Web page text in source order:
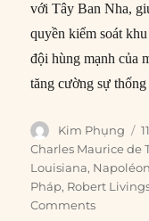
với Tây Ban Nha,
quyền kiểm soát
đội hùng mạnh của
tăng cường sự
Author
Kim Phụng
Charles Maurice de
Louisiana,
Pháp, Robert
Comments